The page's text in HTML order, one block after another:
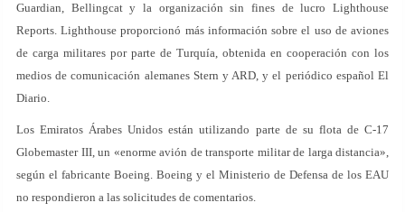
Guardian, Bellingcat y la organización sin fines de lucro Lighthouse
Reports. Lighthouse proporcionó más información sobre el uso de aviones
de carga militares por parte de Turquía, obtenida en cooperación con los
medios de comunicación alemanes Stern y ARD, y el periódico español El
Diario.
Los Emiratos Árabes Unidos están utilizando parte de su flota de C-17
Globemaster III, un «enorme avión de transporte militar de larga distancia»,
según el fabricante Boeing. Boeing y el Ministerio de Defensa de los EAU
no respondieron a las solicitudes de comentarios.